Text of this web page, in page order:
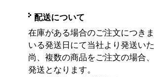
配送について
在庫がある場合のご注文につき
いる発送日にて当社より発送い
尚、複数の商品をご注文の場合
発送となります。